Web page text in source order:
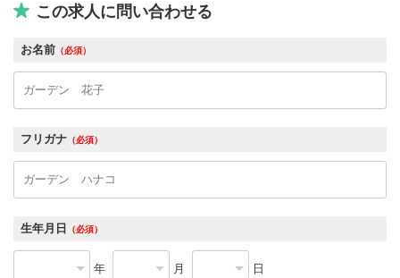
この求人に問い合わせる
お名前 （必須）
フリガナ （必須）
生年月日 （必須）
年 月 日